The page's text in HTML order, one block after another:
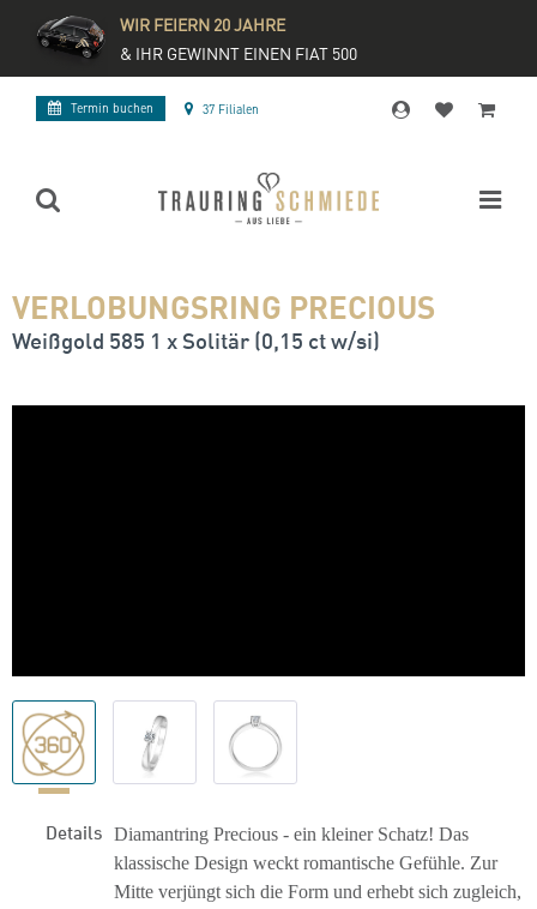
WIR FEIERN 20 JAHRE
& IHR GEWINNT EINEN FIAT 500
Termin buchen 37 Filialen
VERLOBUNGSRING PRECIOUS
Weißgold 585 1 x Solitär (0,15 ct w/si)
Details Diamantring Precious - ein kleiner Schatz! Das
klassische Design weckt romantische Gefühle. Zur
Mitte verjüngt sich die Form und erhebt sich zugleich,